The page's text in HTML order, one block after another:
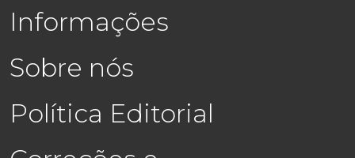
Informações
Sobre nós
Política Editorial